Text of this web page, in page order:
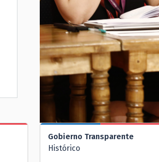
Gobierno Transparente
Histórico